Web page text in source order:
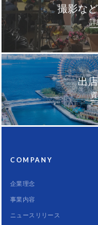
撮影な
出
COMPANY
企業理念
事業内容
ニュースリリース